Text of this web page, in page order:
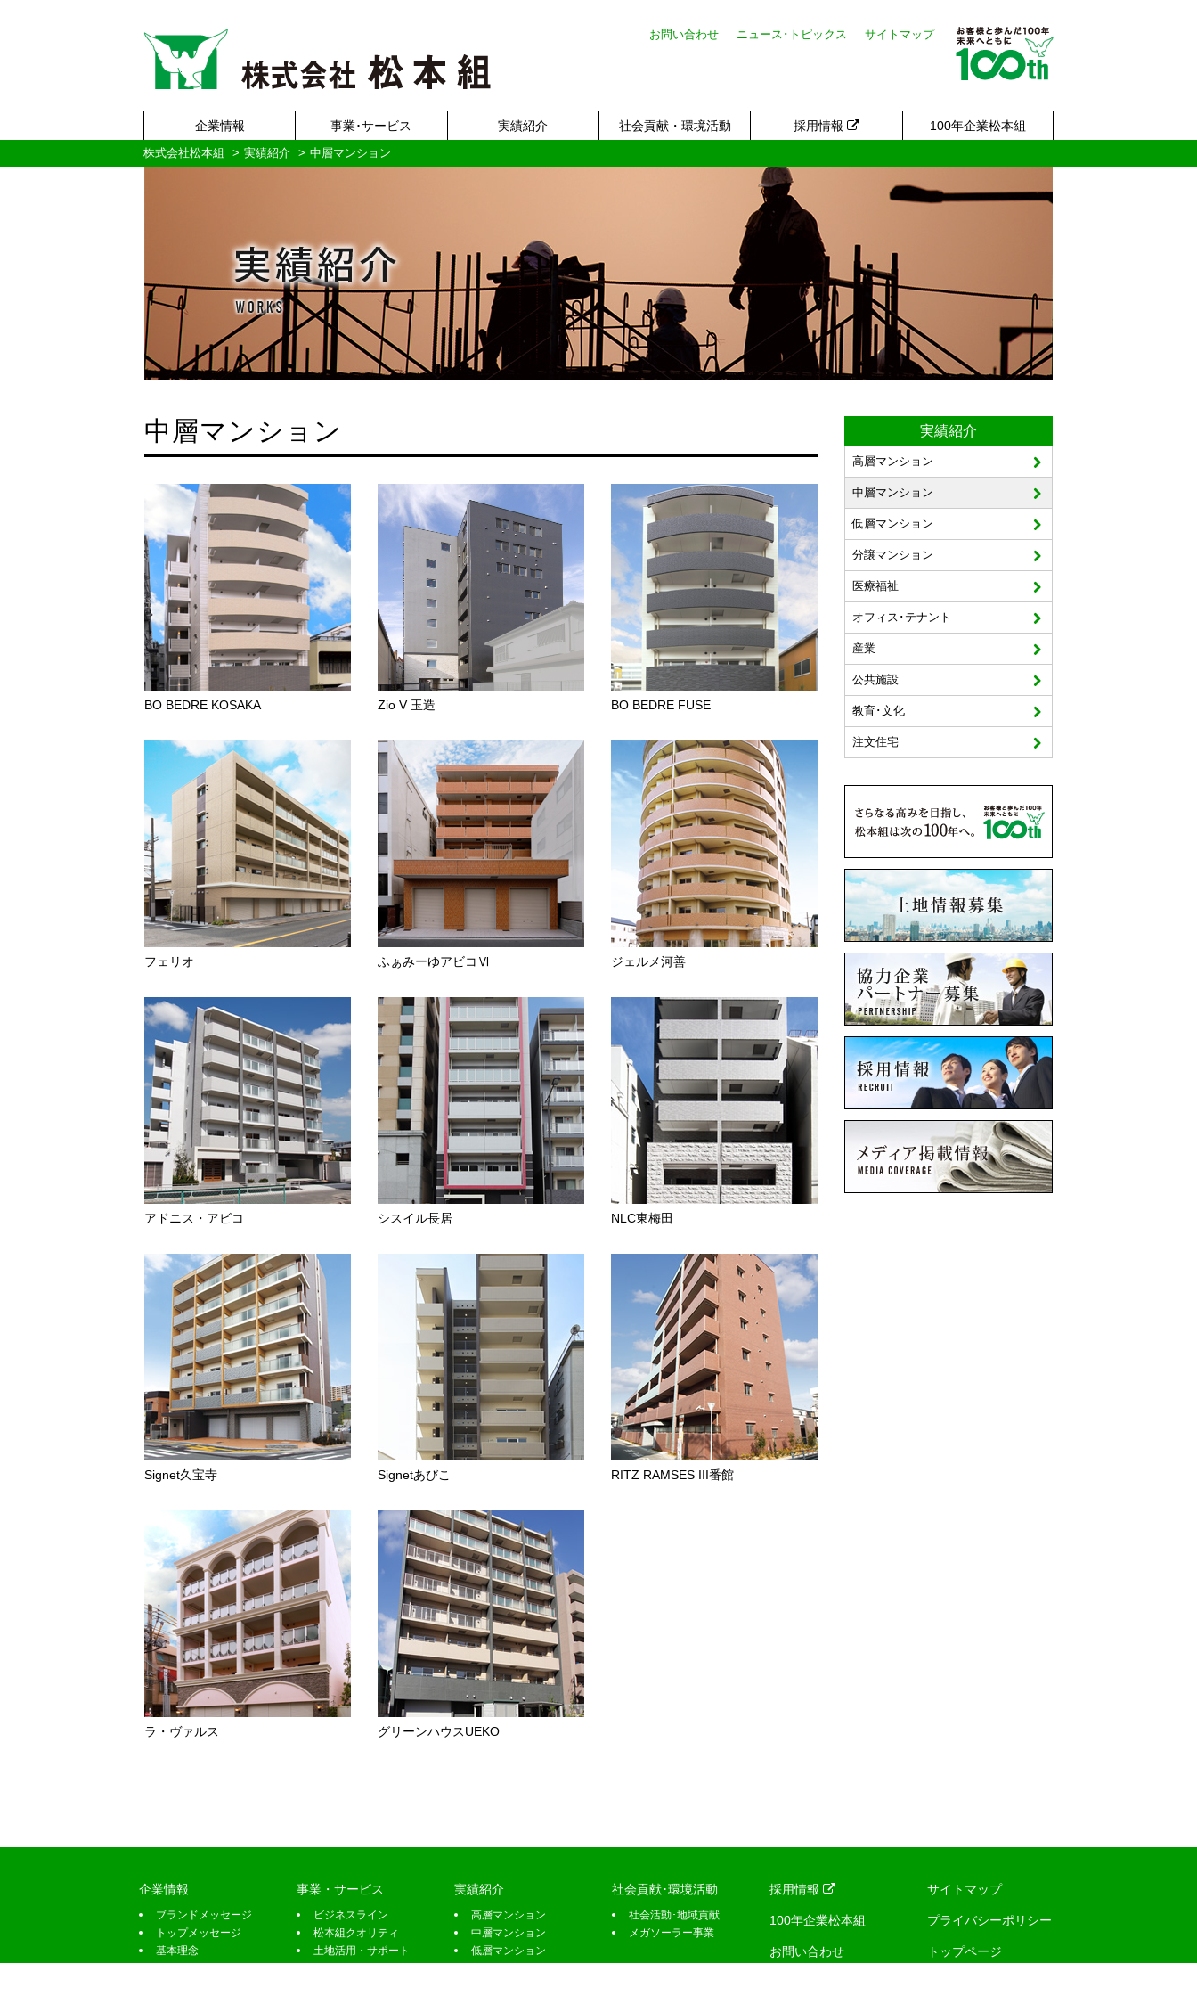
お問い合わせ ニュース･トピックス サイトマップ
企業情報 事業･サービス 実績紹介 社会貢献・環境活動 採用情報 100年企業松本組
株式会社松本組 実績紹介 中層マンション
中層マンション
BO BEDRE KOSAKA Zio V 玉造 BO BEDRE FUSE
フェリオ ふぁみーゆアビコⅥ ジェルメ河善
アドニス・アビコ シスイル長居 NLC東梅田
Signet久宝寺 Signetあびこ RITZ RAMSES III番館
ラ・ヴァルス グリーンハウスUEKO
実績紹介
高層マンション
中層マンション
低層マンション
分譲マンション
医療福祉
オフィス･テナント
産業
公共施設
教育･文化
注文住宅
企業情報
ブランドメッセージ
トップメッセージ
基本理念
事業・サービス
ビジネスライン
松本組クオリティ
土地活用・サポート
実績紹介
高層マンション
中層マンション
低層マンション
社会貢献･環境活動
社会活動･地域貢献
メガソーラー事業
採用情報
100年企業松本組
お問い合わせ
サイトマップ
プライバシーポリシー
トップページ